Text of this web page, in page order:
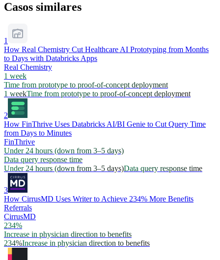
Casos similares
1
How Real Chemistry Cut Healthcare AI Prototyping from Months
to Days with Databricks Apps
Real Chemistry
1 week
Time from prototype to proof-of-concept deployment
1 weekTime from prototype to proof-of-concept deployment
2
How FinThrive Uses Databricks AI/BI Genie to Cut Query Time
from Days to Minutes
FinThrive
Under 24 hours (down from 3–5 days)
Data query response time
Under 24 hours (down from 3–5 days)Data query response time
3
How CirrusMD Uses Writer to Achieve 234% More Benefits
Referrals
CirrusMD
234%
Increase in physician direction to benefits
234%Increase in physician direction to benefits